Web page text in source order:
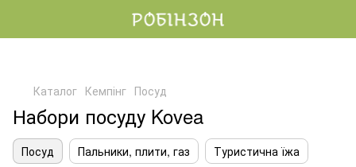
Каталог Кемпінг Посуд
Набори посуду Kovea
Посуд Пальники, плити, газ
Туристична їжа